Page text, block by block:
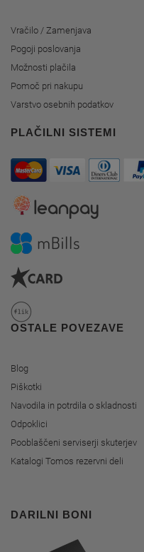
Vračilo / Zamenjava
Pogoji poslovanja
Možnosti plačila
Pomoč pri nakupu
Varstvo osebnih podatkov
PLAČILNI SISTEMI
OSTALE POVEZAVE
Blog
Piškotki
Navodila in potrdila o skladnosti
Odpoklici
Pooblaščeni serviserji skuterjev
Katalogi Tomos rezervni deli
DARILNI BONI